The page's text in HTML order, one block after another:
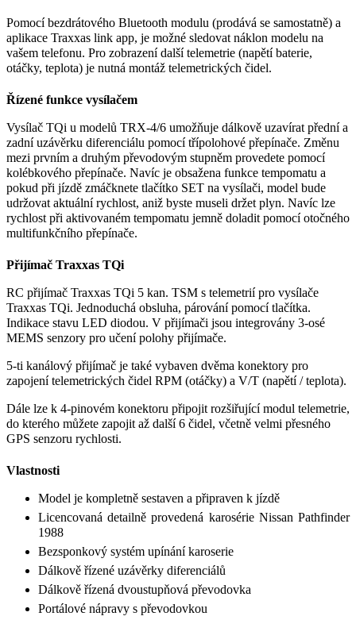
Pomocí bezdrátového Bluetooth modulu (prodává se samostatně) a
aplikace Traxxas link app, je možné sledovat náklon modelu na
vašem telefonu. Pro zobrazení další telemetrie (napětí baterie,
otáčky, teplota) je nutná montáž telemetrických čidel.
Řízené funkce vysílačem
Vysílač TQi u modelů TRX-4/6 umožňuje dálkově uzavírat přední a
zadní uzávěrku diferenciálu pomocí třípolohové přepínače. Změnu
mezi prvním a druhým převodovým stupněm provedete pomocí
kolébkového přepínače. Navíc je obsažena funkce tempomatu a
pokud při jízdě zmáčknete tlačítko SET na vysílači, model bude
udržovat aktuální rychlost, aniž byste museli držet plyn. Navíc lze
rychlost při aktivovaném tempomatu jemně doladit pomocí otočného
multifunkčního přepínače.
Přijímač Traxxas TQi
RC přijímač Traxxas TQi 5 kan. TSM s telemetrií pro vysílače
Traxxas TQi. Jednoduchá obsluha, párování pomocí tlačítka.
Indikace stavu LED diodou. V přijímači jsou integrovány 3-osé
MEMS senzory pro učení polohy přijímače.
5-ti kanálový přijímač je také vybaven dvěma konektory pro
zapojení telemetrických čidel RPM (otáčky) a V/T (napětí / teplota).
Dále lze k 4-pinovém konektoru připojit rozšiřující modul telemetrie,
do kterého můžete zapojit až další 6 čidel, včetně velmi přesného
GPS senzoru rychlosti.
Vlastnosti
Model je kompletně sestaven a připraven k jízdě
Licencovaná detailně provedená karosérie Nissan Pathfinder
1988
Bezsponkový systém upínání karoserie
Dálkově řízené uzávěrky diferenciálů
Dálkově řízená dvoustupňová převodovka
Portálové nápravy s převodovkou